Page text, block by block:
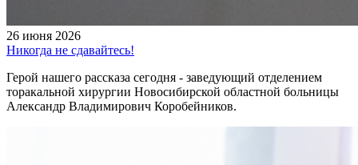
26 июня 2026
Никогда не сдавайтесь!
Герой нашего рассказа сегодня - заведующий отделением
торакальной хирургии Новосибирской областной больницы
Александр Владимирович Коробейников.